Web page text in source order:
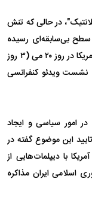
در حالی که تنش
سطح بی‌سابقه‌ای رسیده
است، نمایندگان جمهوری اسلامی و ایالات متحده آمریکا در روز ۲۰ می (۳ روز
در یک نشست ویدئو کنفرانسی
در امور سیاسی و ایجاد
این موضوع گفته در
با دیپلمات‌هایی از
اسلامی ایران مذاکره